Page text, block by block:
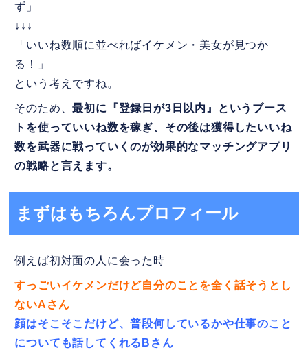
ず」
↓↓↓
「いいね数順に並べればイケメン・美女が見つか
る！」
という考えですね。
そのため、最初に『登録日が3日以内』というブース
トを使っていいね数を稼ぎ、その後は獲得したいいね
数を武器に戦っていくのが効果的なマッチングアプリ
の戦略と言えます。
まずはもちろんプロフィール
例えば初対面の人に会った時
すっごいイケメンだけど自分のことを全く話そうとし
ないAさん
顔はそこそこだけど、普段何しているかや仕事のこと
についても話してくれるBさん